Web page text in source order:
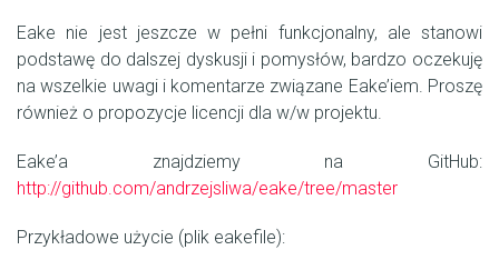
Eake nie jest jeszcze w pełni funkcjonalny, ale stanowi
podstawę do dalszej dyskusji i pomysłów, bardzo oczekuję
na wszelkie uwagi i komentarze związane Eake’iem. Proszę
również o propozycje licencji dla w/w projektu.
Eake’a znajdziemy na GitHub:
http://github.com/andrzejsliwa/eake/tree/master
Przykładowe użycie (plik eakefile):